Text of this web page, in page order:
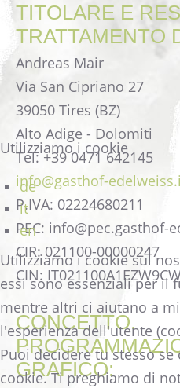
TITOLARE E
TRATTAMENTO
Andreas Mair
Via San Cipriano 27
39050 Tires (BZ)
Alto Adige - Dolomiti
Tel: +39 0471 642145
info@gasthof-
P.IVA: 02224680211
PEC: info@pec.gasthof-
CIR: 021100-00000247
CIN:
CONCETTO,
GRAFICO:
Utilizziamo i cookie
de
it
en
Utilizziamo i cookie sul
essi sono essenziali per il
mentre altri ci aiutano a
l'esperienza dell'utente
Puoi decidere tu stesso
cookie. Ti preghiamo di